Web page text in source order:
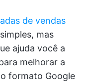
de vendas
mas
ajuda você a
melhorar a
formato Google